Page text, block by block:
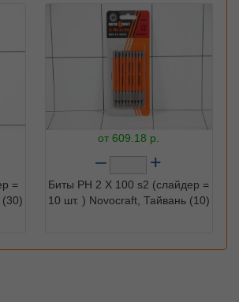
=
(30)
от609.18 р.
– +
Биты PH 2 X 100 s2 (cлайдер =
10 шт. ) Novocraft, Тайвань (10)